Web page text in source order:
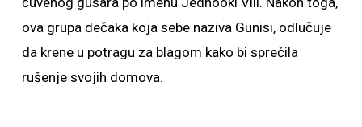
ova grupa dečaka koja sebe naziva Gunisi, odlučuje
da krene u potragu za blagom kako bi sprečila
rušenje svojih domova.